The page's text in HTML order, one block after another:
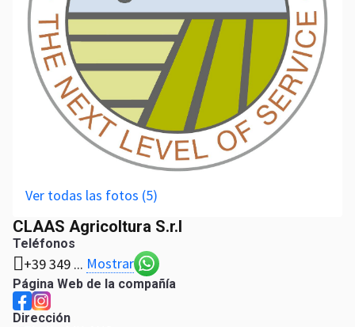
CLAAS Agricoltura S.r.l
Teléfonos
+39 349 ... Mostrar
Página Web de la compañía
Dirección
Ver todas las fotos (5)